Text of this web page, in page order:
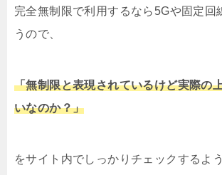
完全無制限で利用するなら5Gや固定回
うので、
「無制限と表現されているけど実際の
いなのか？」
をサイト内でしっかりチェックするよ